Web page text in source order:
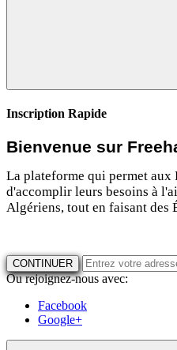
Inscription Rapide
Bienvenue sur
La plateforme qui permet aux
d'accomplir leurs besoins à
Algériens, tout en faisant des
CONTINUER
Ou rejoignez-nous avec:
Facebook
Google+